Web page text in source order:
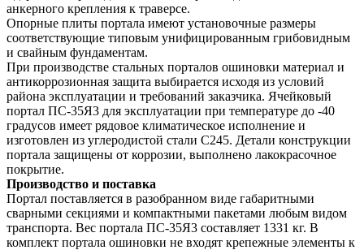
анкерного крепления к траверсе.
Опорные плиты портала имеют установочные размеры
соответствующие типовым унифицированным грибовидным
и свайным фундаментам.
При производстве стальных порталов ошиновки материал и
антикоррозионная защита выбирается исходя из условий
района эксплуатации и требований заказчика. Ячейковый
портал ПС-35Я3 для эксплуатации при температуре до -40
градусов имеет рядовое климатическое исполнение и
изготовлен из углеродистой стали С245. Детали конструкции
портала защищены от коррозии, выполнено лакокрасочное
покрытие.
Производство и поставка
Портал поставляется в разобранном виде габаритными
сварными секциями и компактными пакетами любым видом
транспорта. Вес портала ПС-35Я3 составляет 1331 кг. В
комплект портала ошиновки не входят крепежные элементы к